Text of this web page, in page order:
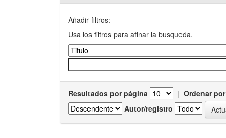
Añadir filtros:
Usa los filtros para afinar la busqueda.
Resultados por página | Ordenar por
Autor/registro